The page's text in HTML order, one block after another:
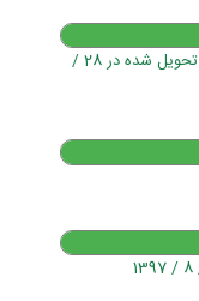
علائم ایمنی - تابلوهای ایمنی - تابلوهای شبرنگ / تحویل شده - آغاز پروژه : 28 / 8 / 97 تحویل شده در 28 /